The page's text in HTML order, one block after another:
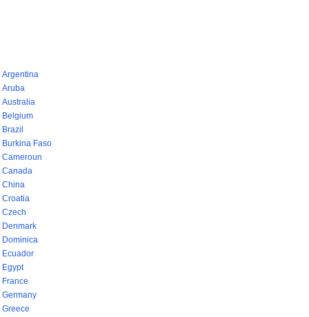
Argentina
Aruba
Australia
Belgium
Brazil
Burkina Faso
Cameroun
Canada
China
Croatia
Czech
Denmark
Dominica
Ecuador
Egypt
France
Germany
Greece